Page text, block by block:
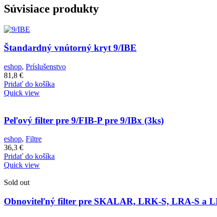
Súvisiace produkty
Štandardný vnútorný kryt 9/IBE
eshop, Príslušenstvo
81,8 €
Pridať do košíka
Quick view
Peľový filter pre 9/FIB-P pre 9/IBx (3ks)
eshop, Filtre
36,3 €
Pridať do košíka
Quick view
Sold out
Obnoviteľný filter pre SKALAR, LRK-S, LRA-S a